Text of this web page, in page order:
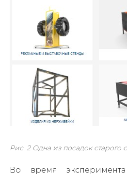
Рис. 2 Одна из посадок старого
Во время